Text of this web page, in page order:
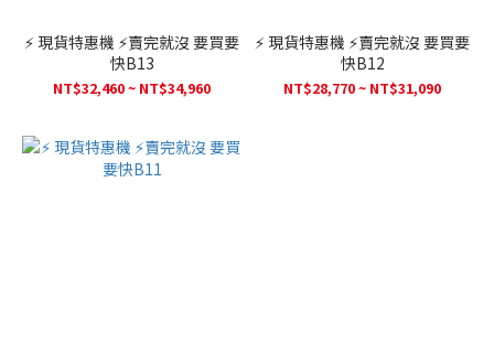
⚡ 現貨特惠機 ⚡賣完就沒 要買要
快B13
NT$32,460 ~ NT$34,960
⚡ 現貨特惠機 ⚡賣完就沒 要買要
快B12
NT$28,770 ~ NT$31,090